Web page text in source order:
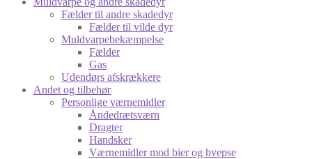
Fælder til andre skadedyr
Fælder til vilde dyr
Muldvarpebekæmpelse
Fælder
Gas
Udendørs afskrækkere
Andet og tilbehør
Personlige værnemidler
Åndedrætsværn
Dragter
Handsker
Værnemidler mod bier og hvepse